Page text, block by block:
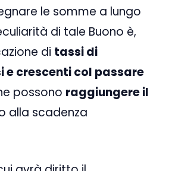
le somme a lungo
di tale Buono è,
di tassi di
e crescenti col passare
possono raggiungere il
alla scadenza